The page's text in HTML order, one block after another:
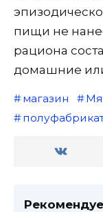
пищи не
рациона
домашние
магазин